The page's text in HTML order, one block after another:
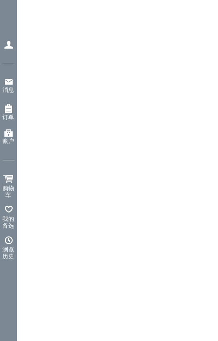
消息
订单
账户
购物
车
我的
备选
浏览
历史